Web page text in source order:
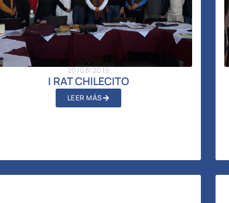
20/08/2019
I RAT CHILECITO
LEER MÁS